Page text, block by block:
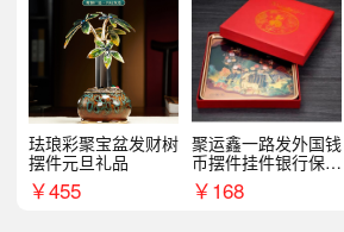
珐琅彩聚宝盆发财树
摆件元旦礼品
￥455
聚运鑫一路发外国钱
币摆件挂件银行保险
商务礼
￥168